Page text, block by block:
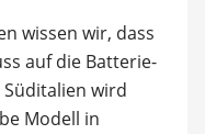
wissen wir, dass
auf die Batterie-
Süditalien wird
Modell in